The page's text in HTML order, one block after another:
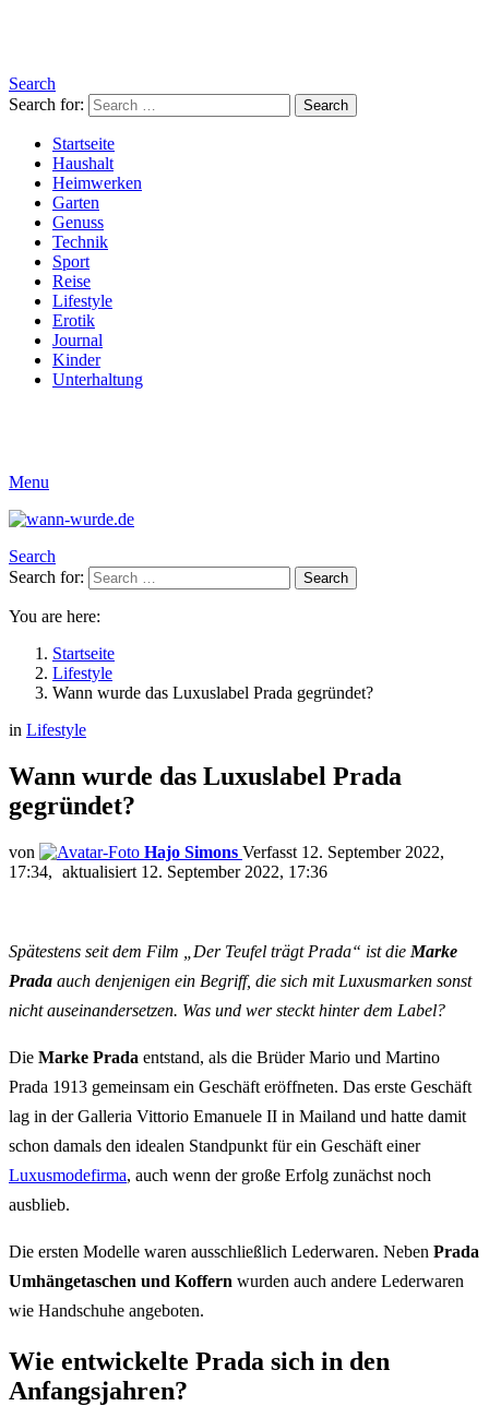
Search
Search for:
Search
Startseite
Haushalt
Heimwerken
Garten
Genuss
Technik
Sport
Reise
Lifestyle
Erotik
Journal
Kinder
Unterhaltung
Menu
Search
Search for:
Search
You are here:
Startseite
Lifestyle
Wann wurde das Luxuslabel Prada gegründet?
in Lifestyle
Wann wurde das Luxuslabel Prada
gegründet?
von Hajo Simons
12. September 2022,
17:34
aktualisiert 12. September 2022, 17:36
Spätestens seit dem Film „Der Teufel trägt Prada“ ist die Marke
Prada auch denjenigen ein Begriff, die sich mit Luxusmarken sonst
nicht auseinandersetzen. Was und wer steckt hinter dem Label?
Die Marke Prada entstand, als die Brüder Mario und Martino
Prada 1913 gemeinsam ein Geschäft eröffneten. Das erste Geschäft
lag in der Galleria Vittorio Emanuele II in Mailand und hatte damit
schon damals den idealen Standpunkt für ein Geschäft einer
Luxusmodefirma, auch wenn der große Erfolg zunächst noch
ausblieb.
Die ersten Modelle waren ausschließlich Lederwaren. Neben Prada
Umhängetaschen und Koffern wurden auch andere Lederwaren
wie Handschuhe angeboten.
Wie entwickelte Prada sich in den
Anfangsjahren?